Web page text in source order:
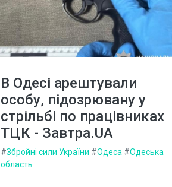
В Одесі арештували
особу, підозрювану у
стрільбі по працівниках
ТЦК - Завтра.UA
#Збройні сили України #Одеса #Одеська
область